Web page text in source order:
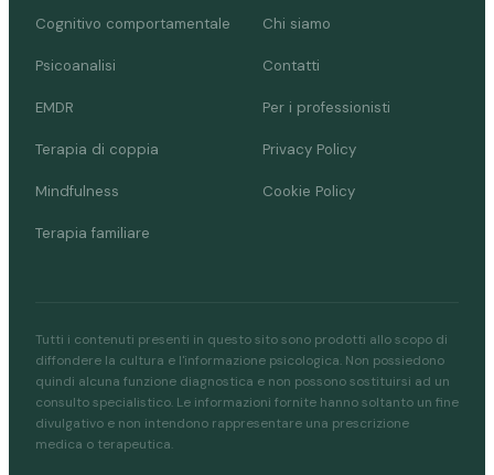
Cognitivo comportamentale
Psicoanalisi
EMDR
Terapia di coppia
Mindfulness
Terapia familiare
Chi siamo
Contatti
Per i professionisti
Privacy Policy
Cookie Policy
Tutti i contenuti presenti in questo sito sono prodotti allo scopo di
diffondere la cultura e l'informazione psicologica. Non possiedono
quindi alcuna funzione diagnostica e non possono sostituirsi ad un
consulto specialistico. Le informazioni fornite hanno soltanto un fine
divulgativo e non intendono rappresentare una prescrizione
medica o terapeutica.